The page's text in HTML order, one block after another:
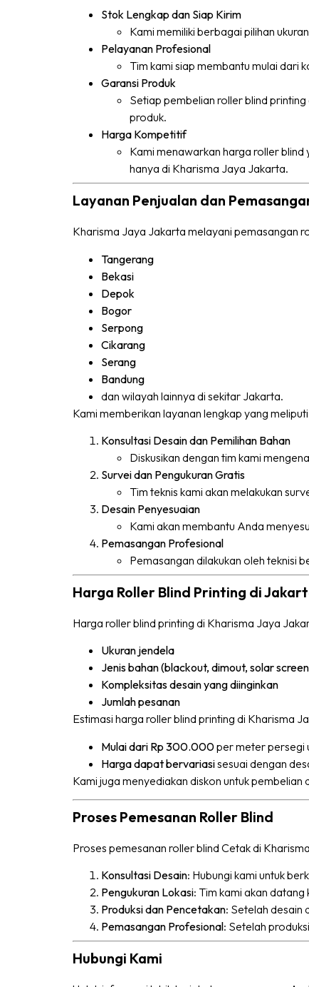
Stok Lengkap dan Siap Kirim
Kami memiliki berbagai pilihan
Pelayanan Profesional
Tim kami siap membantu mulai dari
Garansi Produk
Setiap pembelian roller blind
produk.
Harga Kompetitif
Kami menawarkan harga roller
hanya di Kharisma Jaya Jakarta.
Layanan Penjualan dan
Kharisma Jaya Jakarta melayani pemasangan
Tangerang
Bekasi
Depok
Bogor
Serpong
Cikarang
Serang
Bandung
dan wilayah lainnya di sekitar Jakarta.
Kami memberikan layanan lengkap yang
Konsultasi Desain dan Pemilihan Bahan
Diskusikan dengan tim kami
Survei dan Pengukuran Gratis
Tim teknis kami akan melakukan
Desain Penyesuaian
Kami akan membantu Anda
Pemasangan Profesional
Pemasangan dilakukan oleh teknisi
Harga Roller Blind Printing di
Harga roller blind printing di Kharisma Jaya
Ukuran jendela
Jenis bahan (blackout, dimout, solar
Kompleksitas desain yang diinginkan
Jumlah pesanan
Estimasi harga roller blind printing di Kharisma
Mulai dari Rp 300.000per meter persegi
Harga dapat bervariasisesuai dengan
Kami juga menyediakan diskon untuk
Proses Pemesanan Roller Blind
Proses pemesanan roller blind Cetak di
Konsultasi Desain: Hubungi kami untuk
Pengukuran Lokasi: Tim kami akan
Produksi dan Pencetakan: Setelah desain
Pemasangan Profesional: Setelah
Hubungi Kami